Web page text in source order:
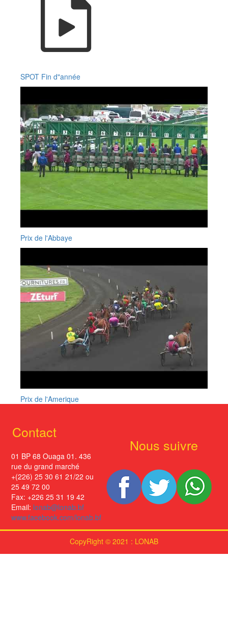
SPOT Fin d"année
Prix de l'Abbaye
Prix de l'Amerique
Contact
01 BP 68 Ouaga 01. 436
rue du grand marché
+(226) 25 30 61 21/22 ou
25 49 72 00
Fax: +226 25 31 19 42
Email: lonab@lonab.bf
www.facebook.com/lonab.bf
Nous suivre
CopyRight © 2021 : LONAB